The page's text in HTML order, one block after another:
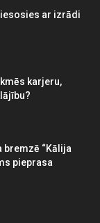
ar izrādi
karjeru,
bremzē “Kālija
pieprasa